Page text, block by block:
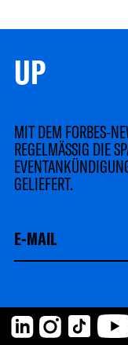
UP
MIT DEM FORBES-
REGELMÄSSIG DIE
GELIEFERT.
LinkedInInstagram
TikTok